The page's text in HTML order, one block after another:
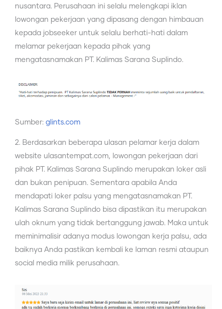
nusantara. Perusahaan ini selalu melengkapi iklan
lowongan pekerjaan yang dipasang dengan himbauan
kepada jobseeker untuk selalu berhati-hati dalam
melamar pekerjaan kepada pihak yang
mengatasnamakan PT. Kalimas Sarana Suplindo.
Sumber: glints.com
2. Berdasarkan beberapa ulasan pelamar kerja dalam
website ulasantempat.com, lowongan pekerjaan dari
pihak PT. Kalimas Sarana Suplindo merupakan loker asli
dan bukan penipuan. Sementara apabila Anda
mendapati loker palsu yang mengatasnamakan PT.
Kalimas Sarana Suplindo bisa dipastikan itu merupakan
ulah oknum yang tidak bertanggung jawab. Maka untuk
meminimalisir adanya modus lowongan kerja palsu, ada
baiknya Anda pastikan kembali ke laman resmi ataupun
social media milik perusahaan.